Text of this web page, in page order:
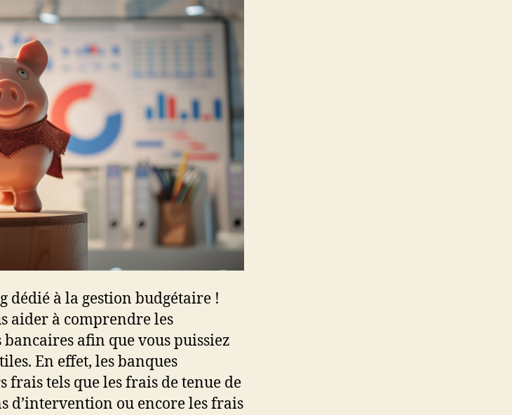
dédié à la gestion budgétaire !
aider à comprendre les
afin que vous puissiez
En effet, les banques
frais tels que les frais de tenue de
d’intervention ou encore les frais